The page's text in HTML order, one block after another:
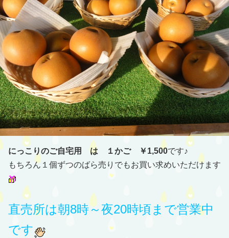
にっこりのご自宅用 は １かご ￥1,500です♪
もちろん１個ずつのばら売りでもお買い求めいただけます
直売所は朝8時～夜20時頃まで営業中
です